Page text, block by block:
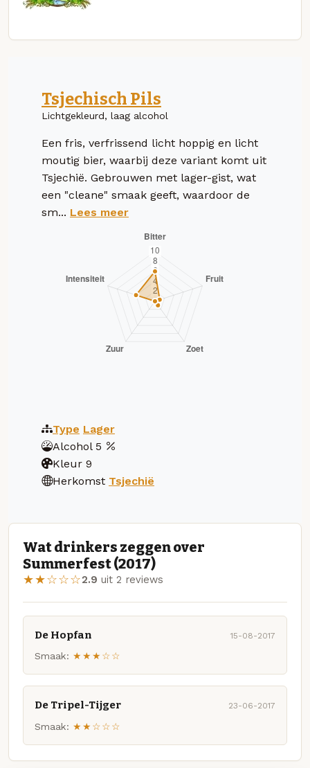
Tsjechisch Pils
Lichtgekleurd, laag alcohol
Een fris, verfrissend licht hoppig en licht
moutig bier, waarbij deze variant komt uit
Tsjechië. Gebrouwen met lager-gist, wat
een "cleane" smaak geeft, waardoor de
sm... Lees meer
Type Lager
Alcohol 5
Kleur 9
Herkomst Tsjechië
Wat drinkers zeggen over
Summerfest (2017)
★★☆☆☆2.9 uit 2 reviews
De Hopfan 15-08-2017
Smaak: ★★★☆☆
De Tripel-Tijger 23-06-2017
Smaak: ★★☆☆☆